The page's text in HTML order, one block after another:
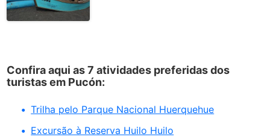
Confira aqui as 7 atividades preferidas dos
turistas em Pucón:
Trilha pelo Parque Nacional Huerquehue
Excursão à Reserva Huilo Huilo